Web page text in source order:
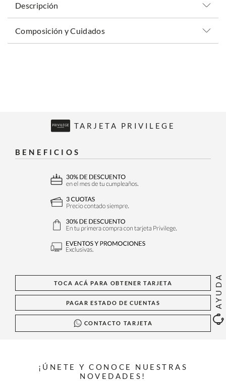
AYUDA
Descripción
Composición y Cuidados
TARJETA PRIVILEGE
BENEFICIOS
TOCA ACÁ PARA OBTENER TARJETA
PAGAR ESTADO DE CUENTAS
CONTACTO TARJETA
¡ÚNETE Y CONOCE NUESTRAS
NOVEDADES!